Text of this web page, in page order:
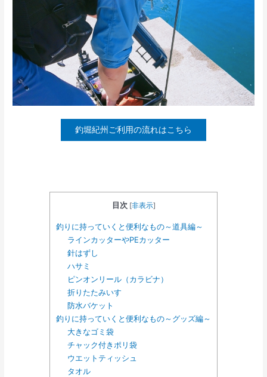
釣堀紀州ご利用の流れはこちら
目次 [非表示]
釣りに持っていくと便利なもの～道具編～
ラインカッターやPEカッター
針はずし
ハサミ
ピンオンリール（カラビナ）
折りたたみいす
防水バケット
釣りに持っていくと便利なもの～グッズ編～
大きなゴミ袋
チャック付きポリ袋
ウエットティッシュ
タオル